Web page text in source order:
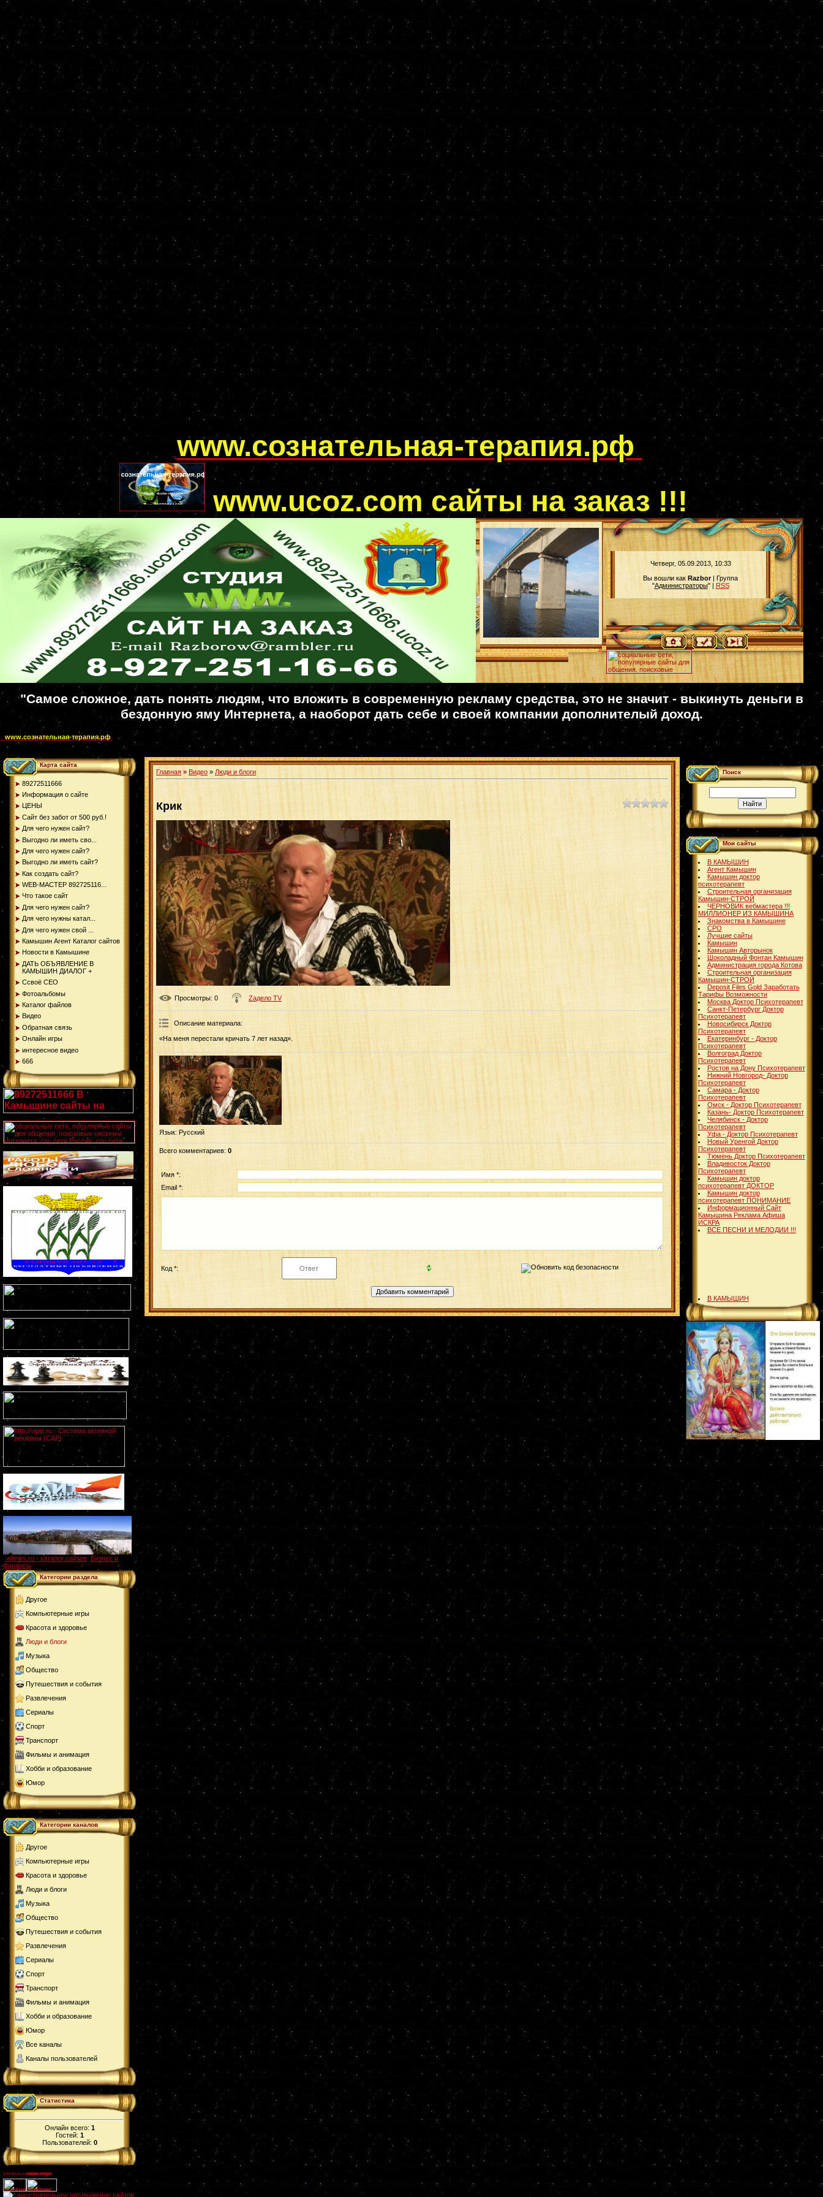
www.сознательная-терапия.рф
www.ucoz.com сайты на заказ !!!
\\
Четверг, 05.09.2013, 10:33
Вы вошли как Razbor| Группа
"Администраторы" | RSS
"Самое сложное, дать понять людям, что вложить в современную рекламу средства, это не значит - выкинуть деньги в
бездонную яму Интернета, а наоборот дать себе и своей компании дополнителый доход.
www.сознательная-терапия.рф
Карта сайта
89272511666
Информация о сайте
ЦЕНЫ
Сайт без забот от 500 руб.!
Для чего нужен сайт?
Выгодно ли иметь сво...
Для чего нужен сайт?
Выгодно ли иметь сайт?
Как создать сайт?
WEB-МАСТЕР 892725116...
Что такое сайт
Для чего нужен сайт?
Для чего нужны катал...
Для чего нужен свой ...
Камышин Агент Каталог сайтов
Новости в Камышине
ДАТЬ ОБЪЯВЛЕНИЕ В
КАМЫШИН ДИАЛОГ +
Ссвоё СЕО
Фотоальбомы
Каталог файлов
Видео
Обратная связь
Онлайн игры
интересное видео
666
alllinks.ru - каталог сайтов Бизнес и
Финансы
Категории раздела
Другое
Компьютерные игры
Красота и здоровье
Люди и блоги
Музыка
Общество
Путешествия и события
Развлечения
Сериалы
Спорт
Транспорт
Фильмы и анимация
Хобби и образование
Юмор
Категории каналов
Другое
Компьютерные игры
Красота и здоровье
Люди и блоги
Музыка
Общество
Путешествия и события
Развлечения
Сериалы
Спорт
Транспорт
Фильмы и анимация
Хобби и образование
Юмор
Все каналы
Каналы пользователей
Статистика
Онлайн всего: 1
Гостей: 1
Пользователей: 0
Главная » Видео » Люди и блоги
Крик
Просмотры: 0 Zадело TV
Описание материала:
«На меня перестали кричать 7 лет назад».
Язык: Русский
Всего комментариев: 0
Имя *:
Email *:
Код *:
Поиск
Мои сайты
В КАМЫШИН
Агент Камышин
Камышин доктор
психотерапевт
Строительная организация
Камышин-СТРОЙ
ЧЕРНОВИК вебмастера !!!
МИЛЛИОНЕР ИЗ КАМЫШИНА
Знакомства в Камышине
СРО
Лучшие сайты
Камышин
Камышин Авторынок
Шоколадный Фонтан Камышин
Администрация города Котова
Строительная организация
Камышин-СТРОЙ
Deposit Files Gold Заработать
Тарифы Возможности
Москва Доктор Психотерапевт
Санкт-Петербург Доктор
Психотерапевт
Новосибирск Доктор
Психотерапевт
Екатеринбург - Доктор
Психотерапевт
Волгоград Доктор
Психотерапевт
Ростов на Дону Психотерапевт
Нижний Новгород- Доктор
Психотерапевт
Самара - Доктор
Психотерапевт
Омск - Доктор Психотерапевт
Казань- Доктор Психотерапевт
Челябинск - Доктор
Психотерапевт
Уфа - Доктор Психотерапевт
Новый Уренгой Доктор
Психотерапевт
Тюмень Доктор Психотерапевт
Владивосток Доктор
Психотерапевт
Камышин доктор
психотерапевт ДОКТОР
Камышин доктор
психотерапевт ПОНИМАНИЕ
Информационный Сайт
Камышина Реклама Афиша
ИСКРА
ВСЕ ПЕСНИ И МЕЛОДИИ !!!
В КАМЫШИН